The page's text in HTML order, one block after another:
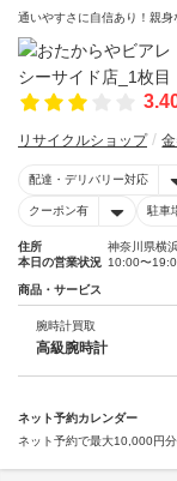
通いやすさに自信あり！親
リサイクルショップ
配達・デリバリー対応
クーポン有 駐車
住所
神奈川県横
本日の営業状況 10:00〜
商品・サービス
腕時計買取
高級腕時計
ネット予約カレンダー
ネット予約で最大10,000円